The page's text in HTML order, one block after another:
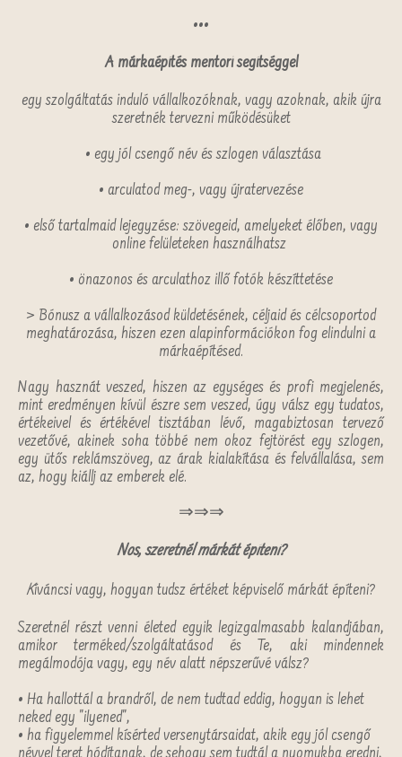
•••
A márkaépítés mentori segítséggel
egy szolgáltatás induló vállalkozóknak, vagy azoknak, akik újra
szeretnék tervezni működésüket
• egy jól csengő név és szlogen választása
• arculatod meg-, vagy újratervezése
• első tartalmaid lejegyzése: szövegeid, amelyeket élőben, vagy
online felületeken használhatsz
• önazonos és arculathoz illő fotók készíttetése
> Bónusz a vállalkozásod küldetésének, céljaid és célcsoportod
meghatározása, hiszen ezen alapinformációkon fog elindulni a
márkaépítésed.
Nagy hasznát veszed, hiszen az egységes és profi megjelenés,
mint eredményen kívül észre sem veszed, úgy válsz egy tudatos,
értékeivel és értékével tisztában lévő, magabiztosan tervező
vezetővé, akinek soha többé nem okoz fejtörést egy szlogen,
egy ütős reklámszöveg, az árak kialakítása és felvállalása, sem
az, hogy kiállj az emberek elé.
⇒⇒⇒
Nos, szeretnél márkát építeni?
Kíváncsi vagy, hogyan tudsz értéket képviselő márkát építeni?
Szeretnél részt venni életed egyik legizgalmasabb kalandjában,
amikor terméked/szolgáltatásod és Te, aki mindennek
megálmodója vagy, egy név alatt népszerűvé válsz?
• Ha hallottál a brandről, de nem tudtad eddig, hogyan is lehet
neked egy "ilyened",
• ha figyelemmel kísérted versenytársaidat, akik egy jól csengő